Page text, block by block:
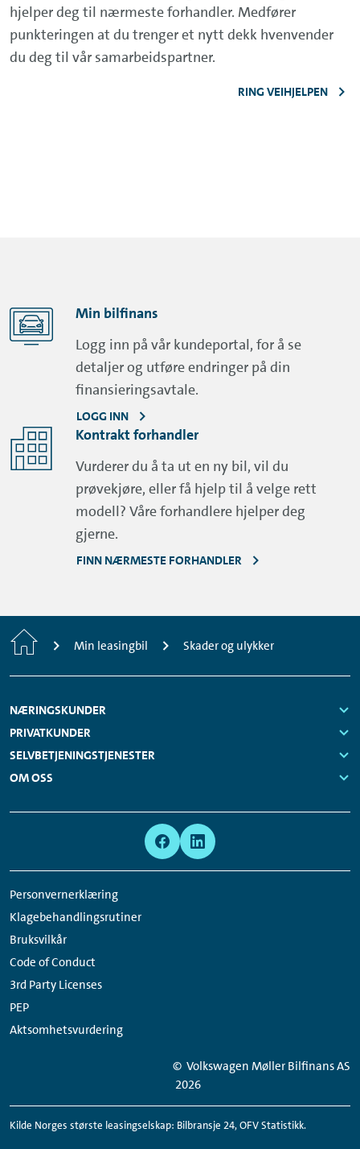
hjelper deg til nærmeste forhandler. Medfører
punkteringen at du trenger et nytt dekk hvenvender
du deg til vår samarbeidspartner.
RING VEIHJELPEN
Min bilfinans
Logg inn på vår kundeportal, for å se
detaljer og utføre endringer på din
finansieringsavtale.
LOGG INN
Kontrakt forhandler
Vurderer du å ta ut en ny bil, vil du
prøvekjøre, eller få hjelp til å velge rett
modell? Våre forhandlere hjelper deg
gjerne.
FINN NÆRMESTE FORHANDLER
Home Min leasingbil Skader og ulykker
Footer
Navigation
NÆRINGSKUNDER
Links:
PRIVATKUNDER
Links:
SELVBETJENINGSTJENESTER
Links:
OM OSS
Personvernerklæring
Klagebehandlingsrutiner
Bruksvilkår
Code of Conduct
3rd Party Licenses
PEP
Aktsomhetsvurdering
Network
Links
© Volkswagen Møller Bilfinans AS
2026
Kilde Norges største leasingselskap: Bilbransje 24, OFV Statistikk.